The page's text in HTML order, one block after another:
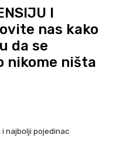
I
nas kako
da se
nikome ništa
i najbolji pojedinac